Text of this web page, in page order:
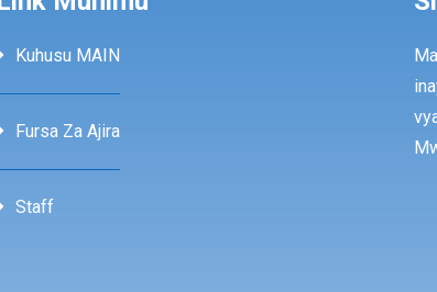
Kuhusu MAIN
Fursa Za Ajira
Staff